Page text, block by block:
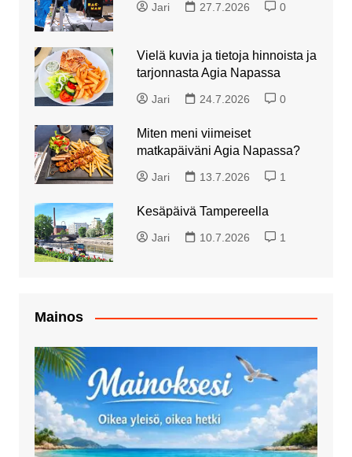
Jari 27.7.2026 0
Vielä kuvia ja tietoja hinnoista ja
tarjonnasta Agia Napassa
Jari 24.7.2026 0
Miten meni viimeiset
matkapäiväni Agia Napassa?
Jari 13.7.2026 1
Kesäpäivä Tampereella
Jari 10.7.2026 1
Mainos